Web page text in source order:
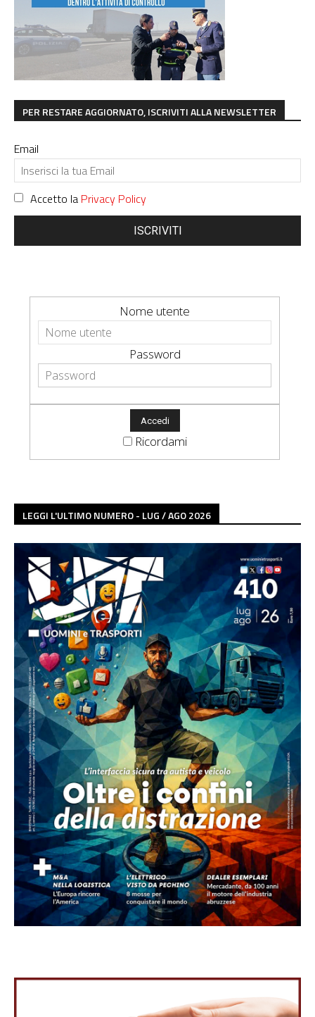
PER RESTARE AGGIORNATO, ISCRIVITI ALLA NEWSLETTER
Email
Accetto la Privacy Policy
ISCRIVITI
Nome utente
Password
Ricordami
LEGGI L'ULTIMO NUMERO - LUG / AGO 2026